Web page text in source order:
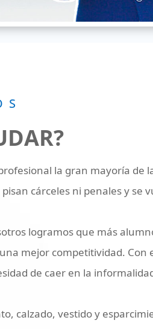
la gran mayoría de
cárceles ni penales y se
logramos que más
mejor competitividad. Con
de caer en la
calzado, vestido y